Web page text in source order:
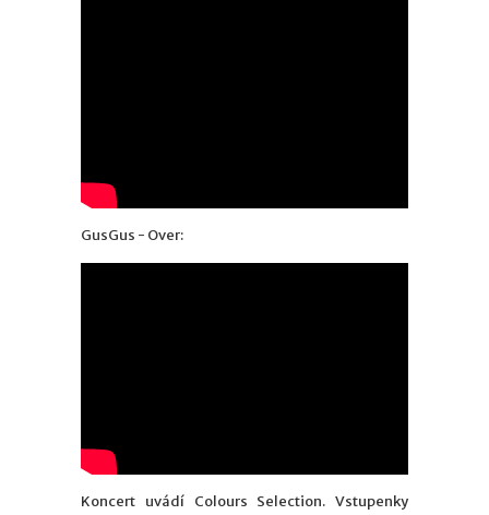
GusGus - Over:
Koncert uvádí Colours Selection. Vstupenky